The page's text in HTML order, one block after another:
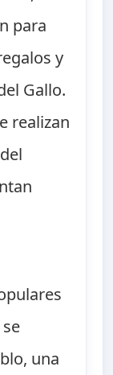
para
y
Gallo.
realizan
una